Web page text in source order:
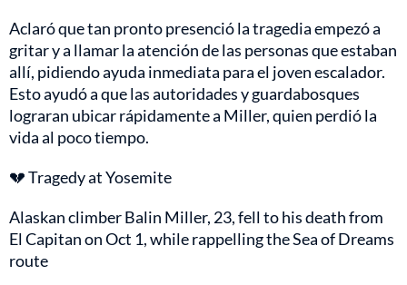
Aclaró que tan pronto presenció la tragedia empezó a
gritar y a llamar la atención de las personas que estaban
allí, pidiendo ayuda inmediata para el joven escalador.
Esto ayudó a que las autoridades y guardabosques
lograran ubicar rápidamente a Miller, quien perdió la
vida al poco tiempo.
💔 Tragedy at Yosemite
Alaskan climber Balin Miller, 23, fell to his death from
El Capitan on Oct 1, while rappelling the Sea of Dreams
route